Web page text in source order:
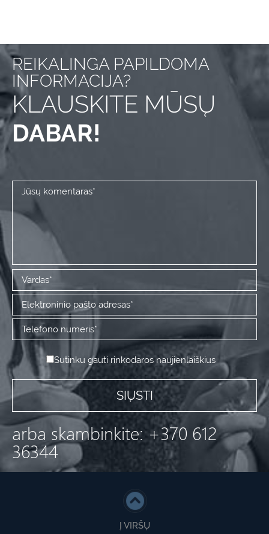
REIKALINGA PAPILDOMA
INFORMACIJA?
KLAUSKITE MŪSŲ
DABAR!
Sutinku gauti rinkodaros naujienlaiškius
arba skambinkite: +370 612
36344
Į VIRŠŲ